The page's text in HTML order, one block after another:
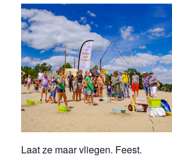
Laat ze maar vliegen. Feest.